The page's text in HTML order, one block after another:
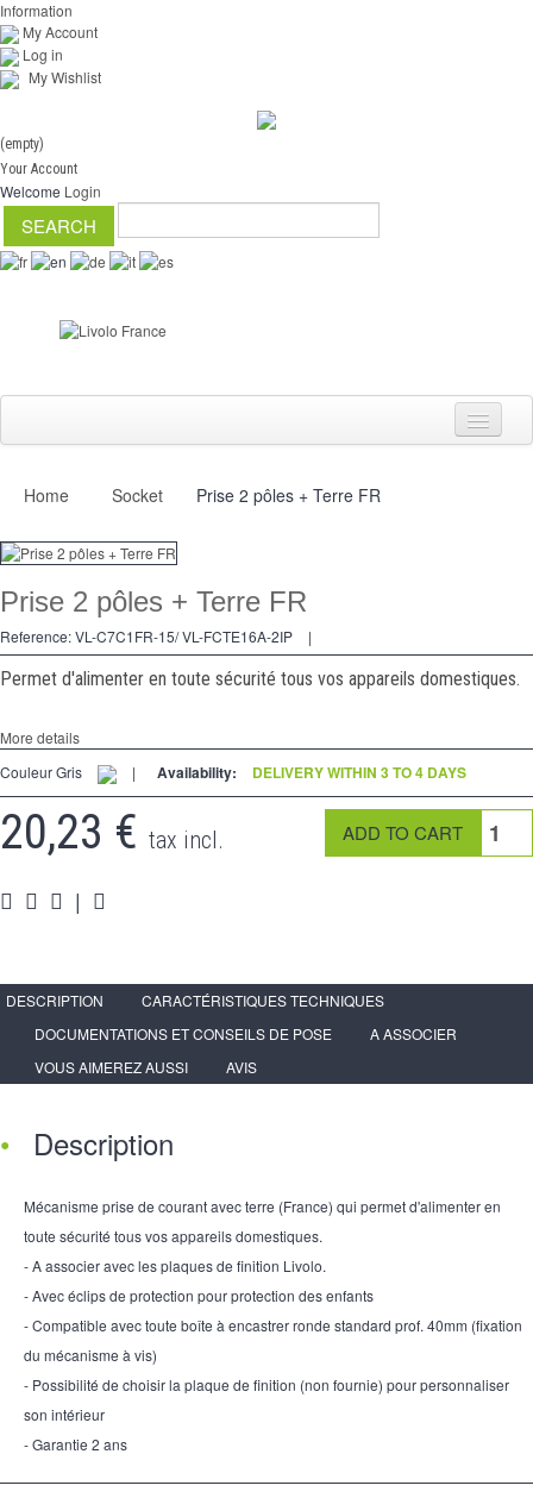
Information
My Account
Log in
My Wishlist
(empty)
Your Account
Welcome Login
Switch
Dimmer
2 Ways
Accessories
Pièces
Media
Home Socket Prise 2 pôles + Terre FR
Prise 2 pôles + Terre FR
Reference:VL-C7C1FR-15/ VL-FCTE16A-2IP |
Permet d'alimenter en toute sécurité tous vos appareils domestiques.
More details
Couleur Gris
| Availability: DELIVERY WITHIN 3 TO 4 DAYS
20,23 € tax incl.
|
DESCRIPTION
CARACTÉRISTIQUES TECHNIQUES
DOCUMENTATIONS ET CONSEILS DE POSE
A ASSOCIER
VOUS AIMEREZ AUSSI
AVIS
Description
Mécanisme prise de courant avec terre (France) qui permet d'alimenter en
toute sécurité tous vos appareils domestiques.
- A associer avec les plaques de finition Livolo.
- Avec éclips de protection pour protection des enfants
- Compatible avec toute boîte à encastrer ronde standard prof. 40mm (fixation
du mécanisme à vis)
- Possibilité de choisir la plaque de finition (non fournie) pour personnaliser
son intérieur
- Garantie 2 ans